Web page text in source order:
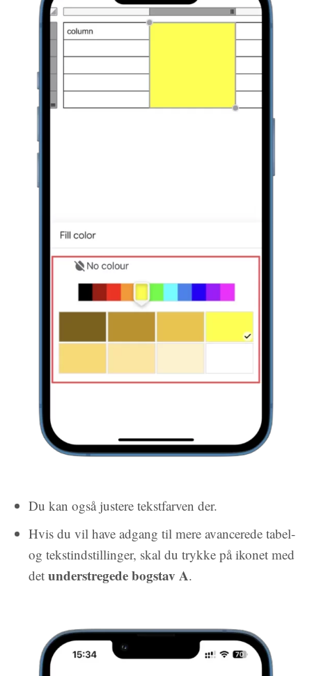
Du kan også justere tekstfarven der.
Hvis du vil have adgang til mere avancerede tabel-
og tekstindstillinger, skal du trykke på ikonet med
det understregede bogstav A.